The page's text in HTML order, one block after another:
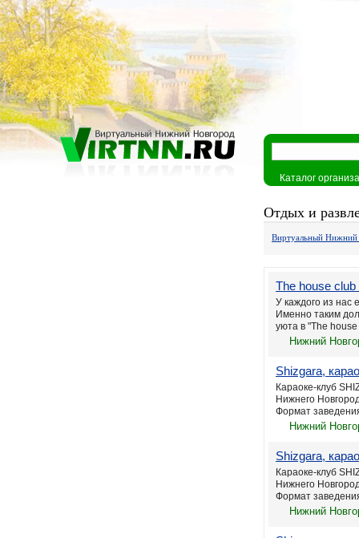
Каталог
Отдых и
Виртуальный
The house
У каждого из нас
Именно таким
уюта в "The
Нижний
Shizgara,
Караоке-клуб
Нижнего
Формат
Нижний
Shizgara,
Караоке-клуб
Нижнего
Формат
Нижний